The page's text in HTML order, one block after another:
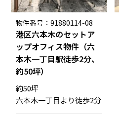
物件番号：91880114-08
港区六本木のセットア
ップオフィス物件（六
本木一丁目駅徒歩2分、
約50坪）
約50坪
六本木一丁目より徒歩2分